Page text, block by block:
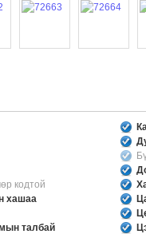
кодтой
хашаа
талбай